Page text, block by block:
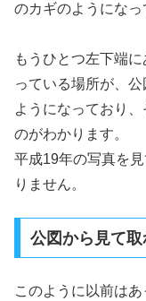
のカギのようになっ
もうひとつ左下端
っている場所が、
ようになっており
のがわかります。
平成19年の写真を
りません。
公図から見て
このように以前は